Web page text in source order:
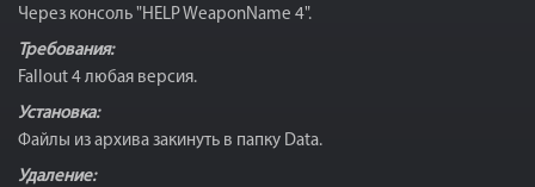
Через консоль "HELP WeaponName 4".
Требования:
Fallout 4 любая версия.
Установка:
Файлы из архива закинуть в папку Data.
Удаление: